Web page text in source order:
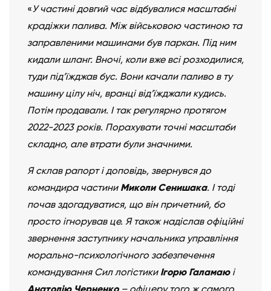
«У частині довгий час відбувалися масштабні
крадіжки палива. Між військовою частиною та
заправленими машинами був паркан. Під ним
кидали шланг. Вночі, коли вже всі розходилися,
туди під’їжджав бус. Вони качали паливо в ту
машину цілу ніч, вранці від’їжджали кудись.
Потім продавали. І так регулярно протягом
2022-2023 років. Порахувати точні масштаби
складно, але втрати були значними.
Я склав рапорт і доповідь, звернувся до
командира частини Миколи Сенишака. І тоді
почав здогадуватися, що він причетний, бо
просто ігнорував це. Я також надіслав офіційні
звернення заступнику начальника управління
морально-психологічного забезпечення
командування Сил логістики Ігорю Галамаюі